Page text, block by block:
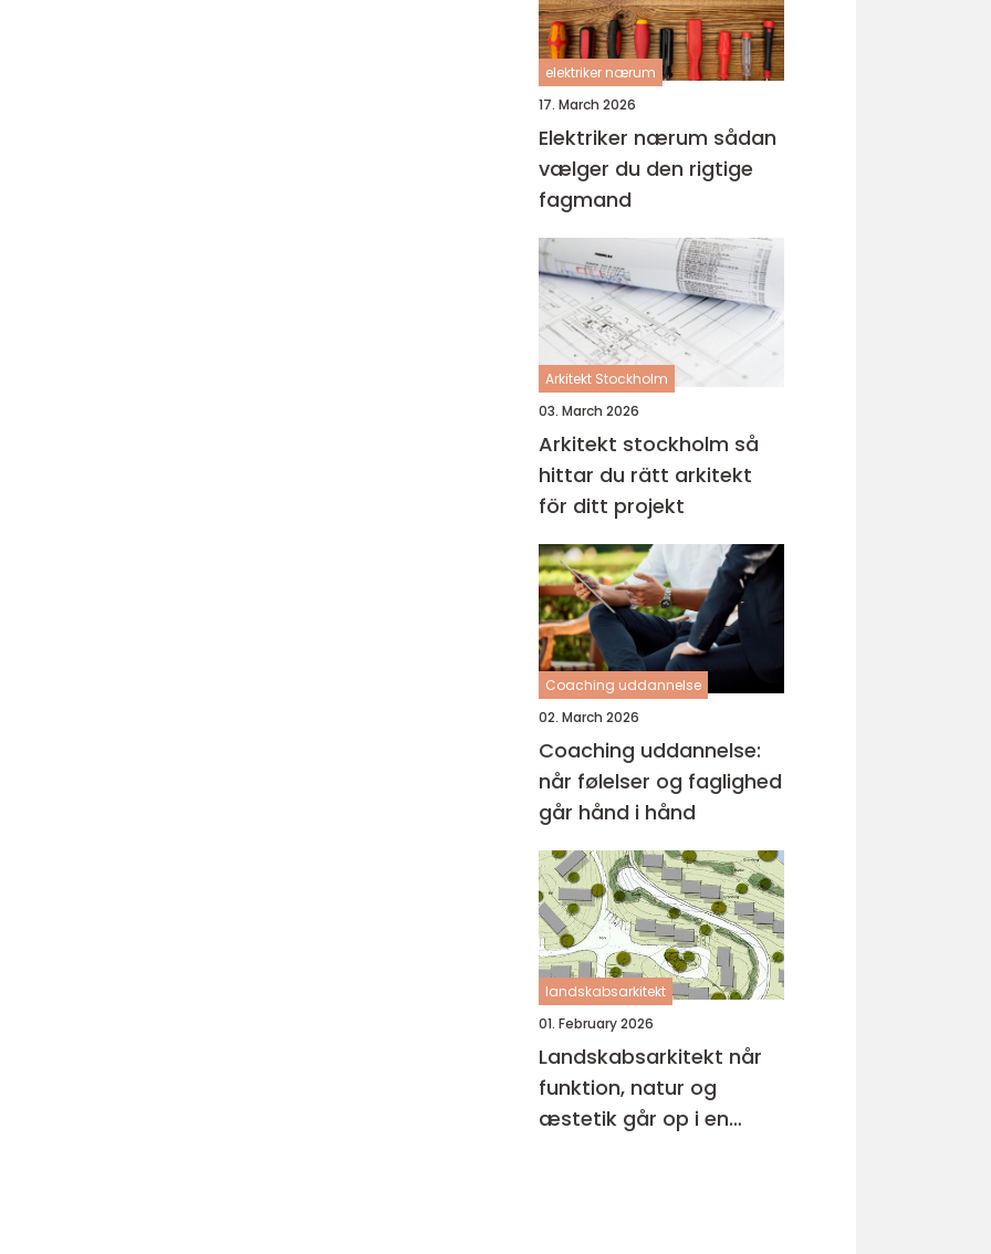
elektriker nærum
17. March 2026
Elektriker nærum sådan
vælger du den rigtige
fagmand
Arkitekt Stockholm
03. March 2026
Arkitekt stockholm så
hittar du rätt arkitekt
för ditt projekt
Coaching uddannelse
02. March 2026
Coaching uddannelse:
når følelser og faglighed
går hånd i hånd
landskabsarkitekt
01. February 2026
Landskabsarkitekt når
funktion, natur og
æstetik går op i en